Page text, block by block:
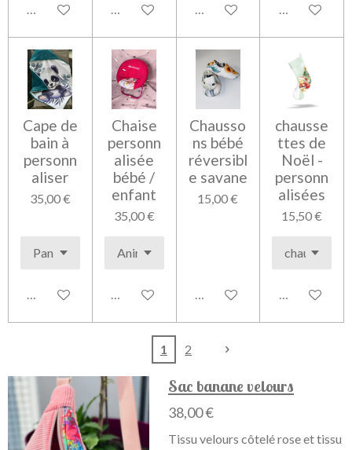
Voir les détails Voir les détails Voir les détails Voir les
Cape de
bain à
personn
aliser
35,00 €
Voir les détails
Chaise
personn
alisée
bébé /
enfant
35,00 €
Voir les détails
Chausso
ns bébé
réversibl
e savane
15,00 €
Voir les détails
chausse
ttes de
Noël -
personn
alisées
15,50 €
Voir les
1 2
Sac banane velours
38,00 €
Tissu velours côtelé rose et tissu